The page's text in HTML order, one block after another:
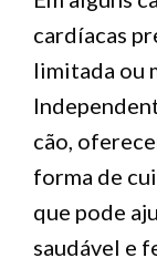
cardíacas
limitada ou
cão,
forma de
que pode
saudável e